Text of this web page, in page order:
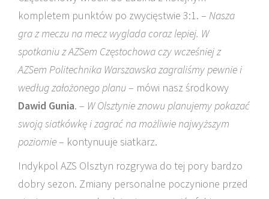
kompletem punktów po zwycięstwie 3:1. – Nasza
gra z meczu na mecz wyglada coraz lepiej. W
spotkaniu z AZSem Częstochowa czy wcześniej z
AZSem Politechnika Warszawska zagraliśmy pewnie i
według założonego planu– mówi nasz środkowy
Dawid Gunia. – W Olsztynie znowu planujemy pokazać
swoją siatkówkę i zagrać na możliwie najwyższym
poziomie– kontynuuje siatkarz.
Indykpol AZS Olsztyn rozgrywa do tej pory bardzo
dobry sezon. Zmiany personalne poczynione przed